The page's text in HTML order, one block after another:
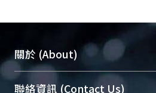
關於 (About)
臺大位居世界頂尖大學之列
聯絡資訊 (Contact Us)